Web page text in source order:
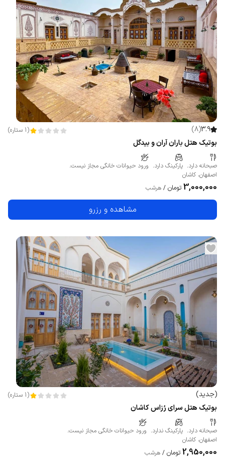
3.9
(
8
)
(
1 ستاره)
بوتیک هتل باران آران و بیدگل
صبحانه دارد. پارکینگ دارد. ورود حیوانات خانگی مجاز نیست.
اصفهان، کاشان
3,000,000 تومان / هرشب
مشاهده و رزرو
(جدید)
(
1 ستاره)
بوتیک هتل سرای رُزاس کاشان
صبحانه دارد. پارکینگ ندارد. ورود حیوانات خانگی مجاز نیست.
اصفهان، کاشان
2,950,000 تومان / هرشب